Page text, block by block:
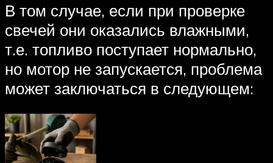
В том случае, если при проверке
свечей они оказались влажными,
т.е. топливо поступает нормально,
но мотор не запускается, проблема
может заключаться в следующем: